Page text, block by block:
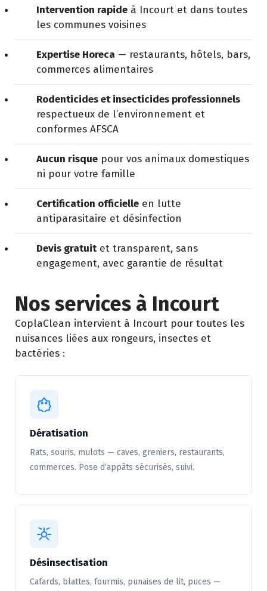
Intervention rapide à Incourt et dans toutes
les communes voisines
Expertise Horeca — restaurants, hôtels, bars,
commerces alimentaires
Rodenticides et insecticides professionnels
respectueux de l’environnement et
conformes AFSCA
Aucun risque pour vos animaux domestiques
ni pour votre famille
Certification officielle en lutte
antiparasitaire et désinfection
Devis gratuitet transparent, sans
engagement, avec garantie de résultat
Nos services à Incourt
CoplaClean intervient à Incourt pour toutes les
nuisances liées aux rongeurs, insectes et
bactéries :
Dératisation
Rats, souris, mulots — caves, greniers, restaurants,
commerces. Pose d’appâts sécurisés, suivi.
Désinsectisation
Cafards, blattes, fourmis, punaises de lit, puces —